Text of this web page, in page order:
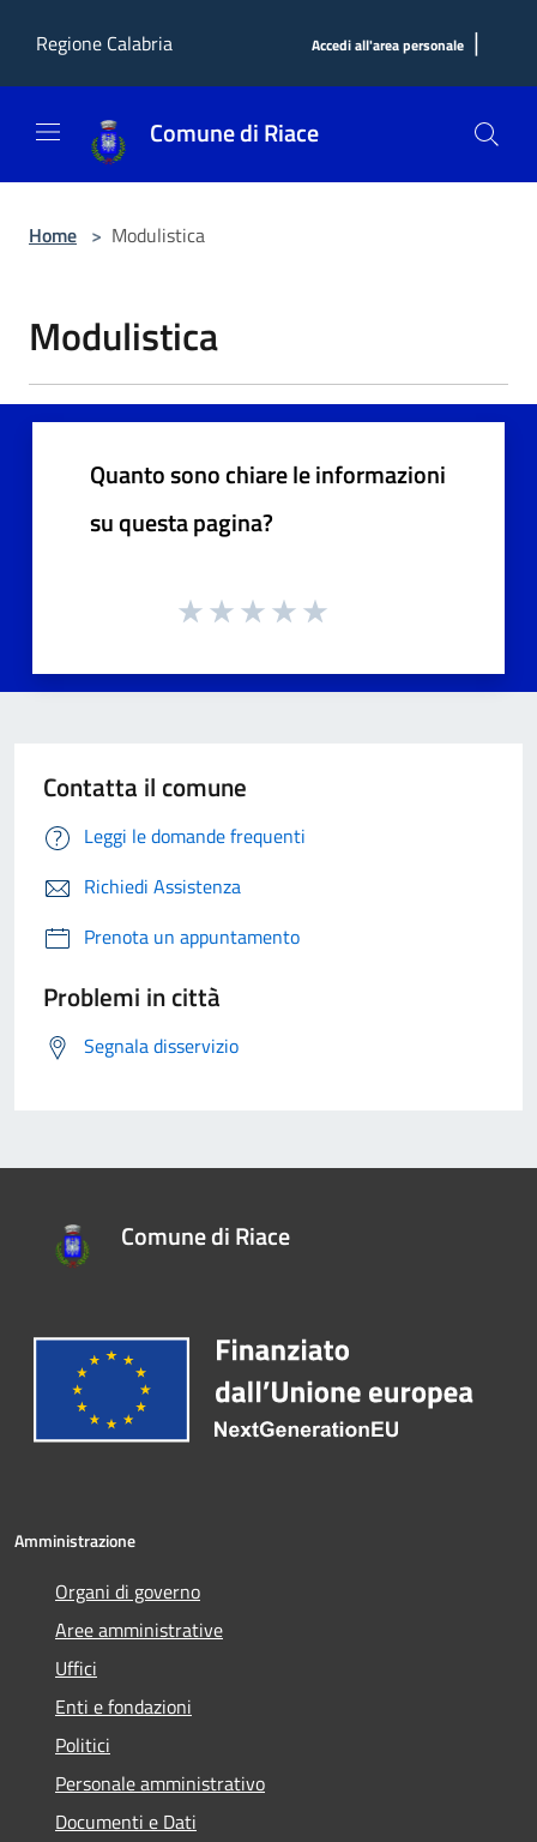
Regione Calabria
Accedi all'area personale |
Comune di Riace
Home > Modulistica
Modulistica
Quanto sono chiare le informazioni
su questa pagina?
Contatta il comune
Leggi le domande frequenti
Richiedi Assistenza
Prenota un appuntamento
Problemi in città
Segnala disservizio
Comune di Riace
Amministrazione
Organi di governo
Aree amministrative
Uffici
Enti e fondazioni
Politici
Personale amministrativo
Documenti e Dati